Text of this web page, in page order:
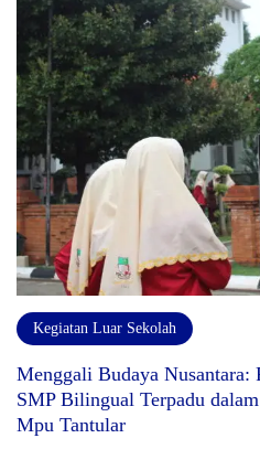
Kegiatan Luar Sekolah
Menggali Budaya
SMP Bilingual Terpadu
Mpu Tantular